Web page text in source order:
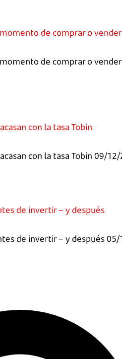
de comprar o
de comprar o
con la tasa Tobin
con la tasa Tobin 09/
de invertir – y después
de invertir – y después